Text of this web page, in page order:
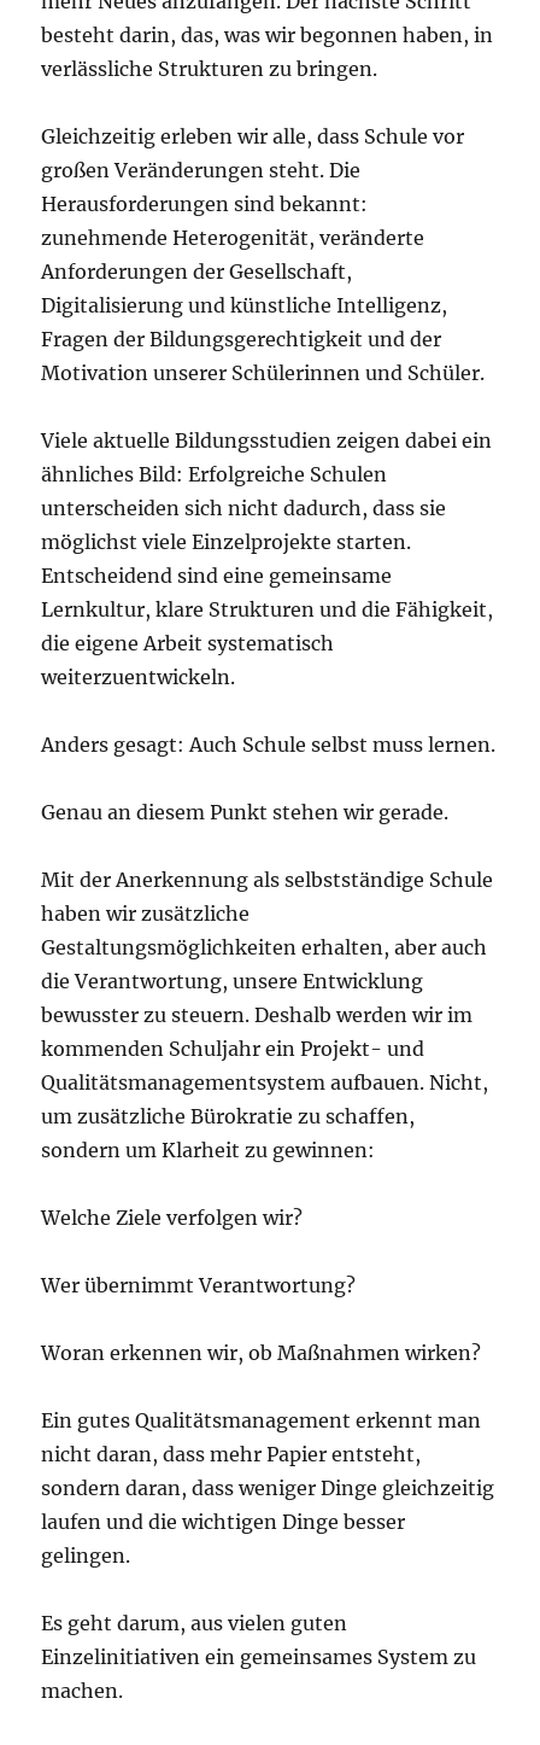
besteht darin, das, was wir begonnen haben, in
verlässliche Strukturen zu bringen.
Gleichzeitig erleben wir alle, dass Schule vor
großen Veränderungen steht. Die
Herausforderungen sind bekannt:
zunehmende Heterogenität, veränderte
Anforderungen der Gesellschaft,
Digitalisierung und künstliche Intelligenz,
Fragen der Bildungsgerechtigkeit und der
Motivation unserer Schülerinnen und Schüler.
Viele aktuelle Bildungsstudien zeigen dabei ein
ähnliches Bild: Erfolgreiche Schulen
unterscheiden sich nicht dadurch, dass sie
möglichst viele Einzelprojekte starten.
Entscheidend sind eine gemeinsame
Lernkultur, klare Strukturen und die Fähigkeit,
die eigene Arbeit systematisch
weiterzuentwickeln.
Anders gesagt: Auch Schule selbst muss lernen.
Genau an diesem Punkt stehen wir gerade.
Mit der Anerkennung als selbstständige Schule
haben wir zusätzliche
Gestaltungsmöglichkeiten erhalten, aber auch
die Verantwortung, unsere Entwicklung
bewusster zu steuern. Deshalb werden wir im
kommenden Schuljahr ein Projekt- und
Qualitätsmanagementsystem aufbauen. Nicht,
um zusätzliche Bürokratie zu schaffen,
sondern um Klarheit zu gewinnen:
Welche Ziele verfolgen wir?
Wer übernimmt Verantwortung?
Woran erkennen wir, ob Maßnahmen wirken?
Ein gutes Qualitätsmanagement erkennt man
nicht daran, dass mehr Papier entsteht,
sondern daran, dass weniger Dinge gleichzeitig
laufen und die wichtigen Dinge besser
gelingen.
Es geht darum, aus vielen guten
Einzelinitiativen ein gemeinsames System zu
machen.